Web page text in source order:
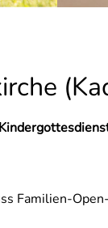
Familien-